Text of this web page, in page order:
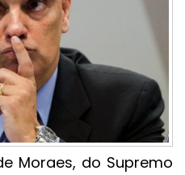
Moraes, do Supremo